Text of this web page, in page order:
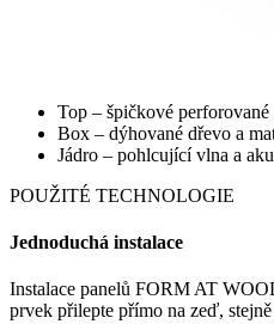
Top – špičkové
Box – dýhované dřevo a
Jádro – pohlcující vlna a
POUŽITÉ TECHNOLOGIE
Jednoduchá instalace
Instalace panelů FORM AT
prvek přilepte přímo na zeď,